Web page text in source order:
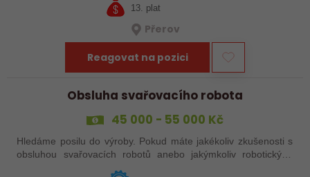
13. plat
Přerov
Reagovat na pozici
Obsluha svařovacího robota
45 000 - 55 000 Kč
Hledáme posilu do výroby. Pokud máte jakékoliv zkušenosti s
obsluhou svařovacích robotů anebo jakýmkoliv robotickým,